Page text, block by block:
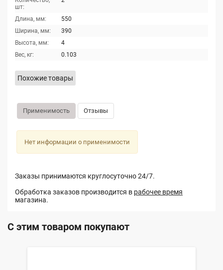
шт:
Длина, мм:
550
Ширина, мм:
390
Высота, мм:
4
Вес, кг:
0.103
Похожие товары
Применимость Отзывы
Нет информации о применимости
Заказы принимаются круглосуточно 24/7.
Обработка заказов производится в рабочее время
магазина.
С этим товаром покупают